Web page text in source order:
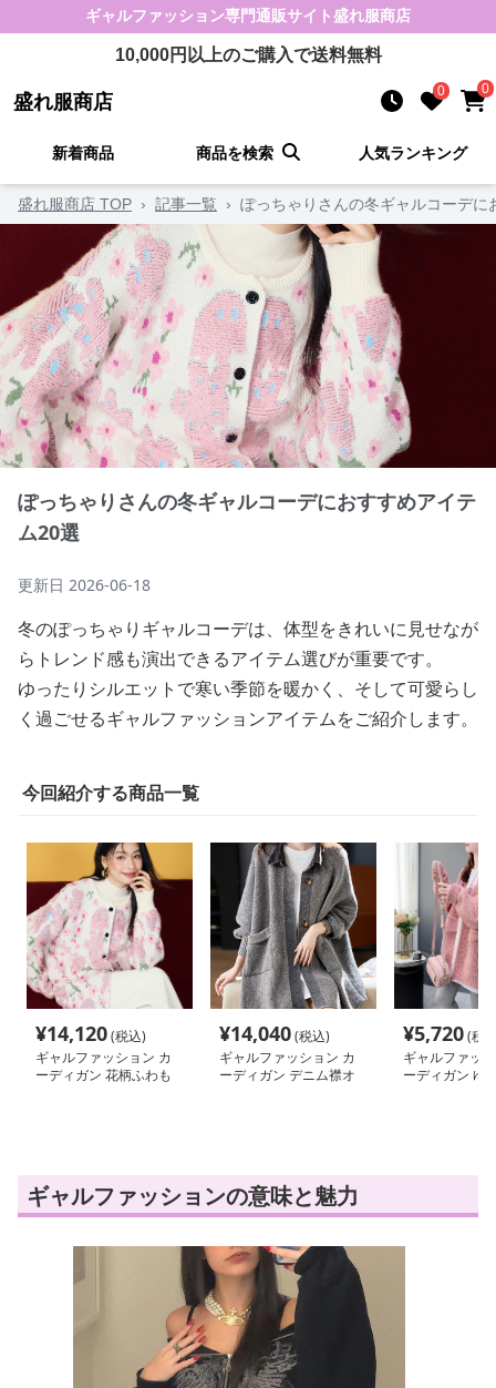
ギャルファッション専門通販サイト盛れ服商店
10,000円以上のご購入で送料無料
盛れ服商店 0 0
新着商品 商品を検索 人気ランキング
盛れ服商店 TOP › 記事一覧 › ぽっちゃりさんの冬ギャルコーデに
ぽっちゃりさんの冬ギャルコーデにおすすめアイテ
ム20選
更新日 2026-06-18
冬のぽっちゃりギャルコーデは、体型をきれいに見せなが
らトレンド感も演出できるアイテム選びが重要です。
ゆったりシルエットで寒い季節を暖かく、そして可愛らし
く過ごせるギャルファッションアイテムをご紹介します。
今回紹介する商品一覧
¥14,120(税込)
ギャルファッション カ
ーディガン 花柄ふわも
¥14,040(税込)
ギャルファッション カ
ーディガン デニム襟オ
¥5,720(税
ギャルファッ
ーディガン ゆ
ギャルファッションの意味と魅力